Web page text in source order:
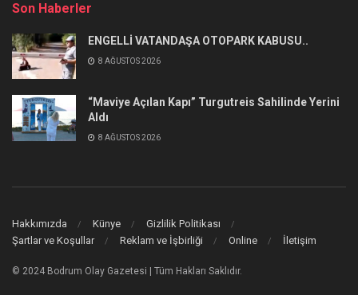
Son Haberler
ENGELLİ VATANDAŞA OTOPARK KABUSU..
8 AĞUSTOS 2026
“Maviye Açılan Kapı” Turgutreis Sahilinde Yerini
Aldı
8 AĞUSTOS 2026
Hakkımızda Künye
Gizlilik Politikası
Şartlar ve Koşullar
Reklam ve İşbirliği Online İletişim
© 2024 Bodrum Olay Gazetesi | Tüm Hakları Saklıdır.